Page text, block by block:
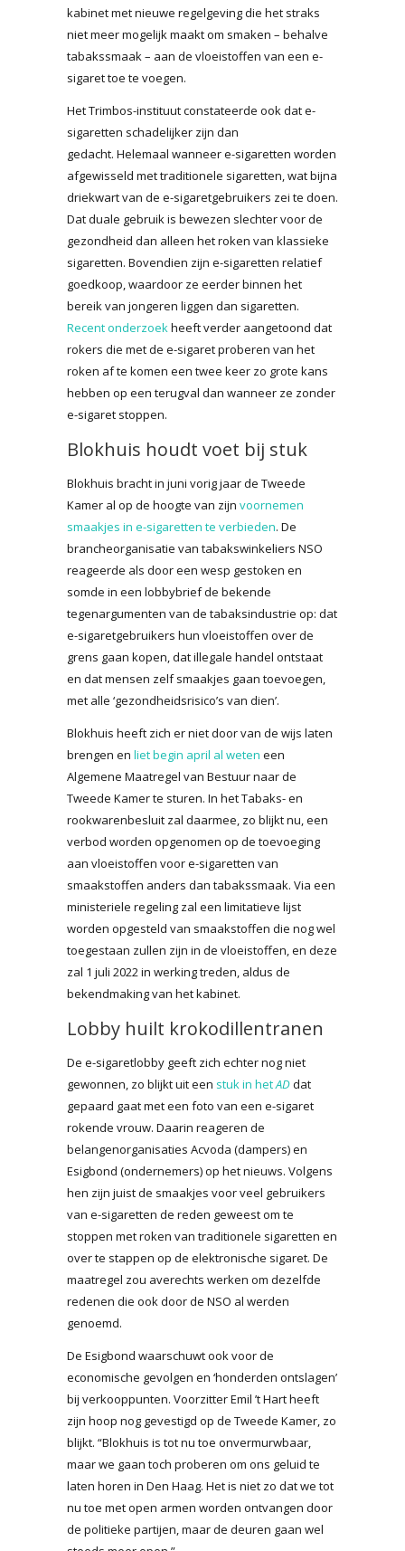
kabinet met nieuwe regelgeving die het straks
niet meer mogelijk maakt om smaken – behalve
tabakssmaak – aan de vloeistoffen van een e-
sigaret toe te voegen.
Het Trimbos-instituut constateerde ook dat e-
sigaretten schadelijker zijn dan
gedacht. Helemaal wanneer e-sigaretten worden
afgewisseld met traditionele sigaretten, wat bijna
driekwart van de e-sigaretgebruikers zei te doen.
Dat duale gebruik is bewezen slechter voor de
gezondheid dan alleen het roken van klassieke
sigaretten. Bovendien zijn e-sigaretten relatief
goedkoop, waardoor ze eerder binnen het
bereik van jongeren liggen dan sigaretten.
Recent onderzoekheeft verder aangetoond dat
rokers die met de e-sigaret proberen van het
roken af te komen een twee keer zo grote kans
hebben op een terugval dan wanneer ze zonder
e-sigaret stoppen.
Blokhuis houdt voet bij stuk
Blokhuis bracht in juni vorig jaar de Tweede
Kamer al op de hoogte van zijn voornemen
smaakjes in e-sigaretten te verbieden. De
brancheorganisatie van tabakswinkeliers NSO
reageerde als door een wesp gestoken en
somde in een lobbybrief de bekende
tegenargumenten van de tabaksindustrie op: dat
e-sigaretgebruikers hun vloeistoffen over de
grens gaan kopen, dat illegale handel ontstaat
en dat mensen zelf smaakjes gaan toevoegen,
met alle ‘gezondheidsrisico’s van dien’.
Blokhuis heeft zich er niet door van de wijs laten
brengen en liet begin april al weten een
Algemene Maatregel van Bestuur naar de
Tweede Kamer te sturen. In het Tabaks- en
rookwarenbesluit zal daarmee, zo blijkt nu, een
verbod worden opgenomen op de toevoeging
aan vloeistoffen voor e-sigaretten van
smaakstoffen anders dan tabakssmaak. Via een
ministeriele regeling zal een limitatieve lijst
worden opgesteld van smaakstoffen die nog wel
toegestaan zullen zijn in de vloeistoffen, en deze
zal 1 juli 2022 in werking treden, aldus de
bekendmaking van het kabinet.
Lobby huilt krokodillentranen
De e-sigaretlobby geeft zich echter nog niet
gewonnen, zo blijkt uit een stuk in hetADdat
gepaard gaat met een foto van een e-sigaret
rokende vrouw. Daarin reageren de
belangenorganisaties Acvoda (dampers) en
Esigbond (ondernemers) op het nieuws. Volgens
hen zijn juist de smaakjes voor veel gebruikers
van e-sigaretten de reden geweest om te
stoppen met roken van traditionele sigaretten en
over te stappen op de elektronische sigaret. De
maatregel zou averechts werken om dezelfde
redenen die ook door de NSO al werden
genoemd.
De Esigbond waarschuwt ook voor de
economische gevolgen en ‘honderden ontslagen’
bij verkooppunten. Voorzitter Emil ’t Hart heeft
zijn hoop nog gevestigd op de Tweede Kamer, zo
blijkt. “Blokhuis is tot nu toe onvermurwbaar,
maar we gaan toch proberen om ons geluid te
laten horen in Den Haag. Het is niet zo dat we tot
nu toe met open armen worden ontvangen door
de politieke partijen, maar de deuren gaan wel